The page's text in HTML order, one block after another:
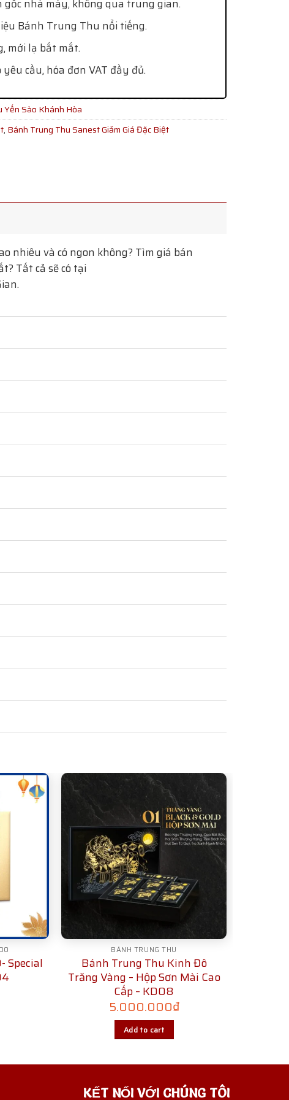
gốc nhà máy, không qua trung gian.
Bánh Trung Thu nổi tiếng.
mới lạ bắt mắt.
cầu, hóa đơn VAT đầy đủ.
Yến Sào Khánh Hòa
, Bánh Trung Thu Sanest Giảm Giá Đặc Biệt
nhiêu và có ngon không? Tìm giá bán
Tất cả sẽ có tại
Special
BÁNH TRUNG THU
Bánh Trung Thu Kinh Đô
Trăng Vàng – Hộp Sơn Mài Cao
Cấp – KD08
5.000.000₫
Add to cart
KẾT NỐI VỚI CHÚNG TÔI